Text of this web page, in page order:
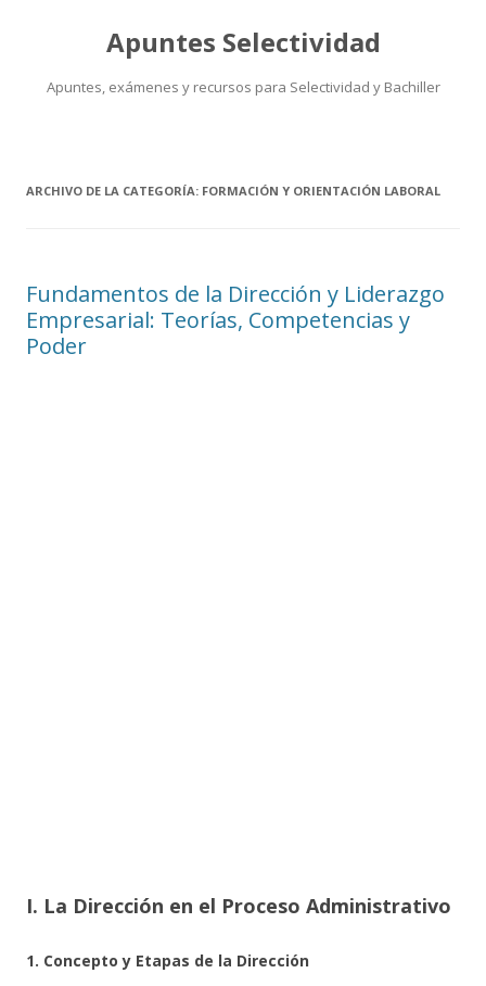
Apuntes Selectividad
Apuntes, exámenes y recursos para Selectividad y Bachiller
ARCHIVO DE LA CATEGORÍA: FORMACIÓN Y ORIENTACIÓN LABORAL
Fundamentos de la Dirección y Liderazgo
Empresarial: Teorías, Competencias y
Poder
I. La Dirección en el Proceso Administrativo
1. Concepto y Etapas de la Dirección